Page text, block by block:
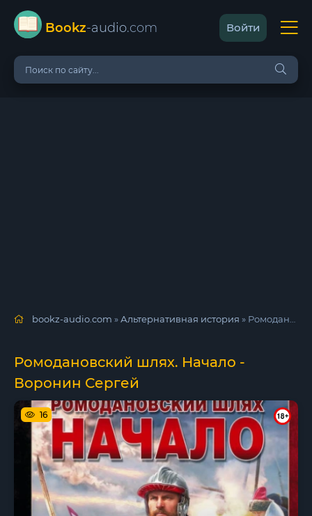
Bookz-audio.com Войти
bookz-audio.com » Альтернативная история » Ромодановский шлях. Начало - Воронин Сергей
Ромодановский шлях. Начало -
Воронин Сергей
16